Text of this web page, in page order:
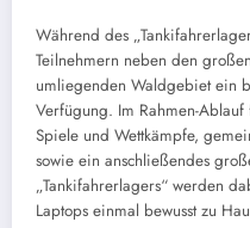
Während des
Teilnehmern neben den
umliegenden Waldgebiet ein
Verfügung. Im Rahmen-
Spiele und Wettkämpfe,
sowie ein anschließendes
„Tankifahrerlagers“ werden
Laptops einmal bewusst zu